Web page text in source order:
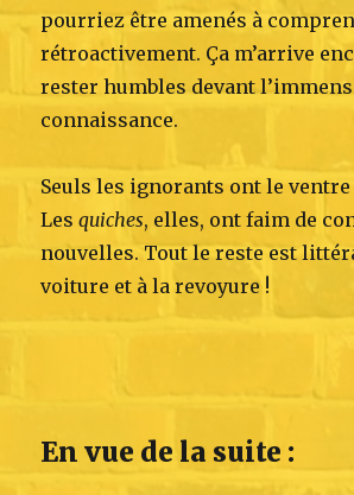
pourriez être amenés à
rétroactivement. Ça m’arrive
rester humbles devant
connaissance.
Seuls les ignorants ont le
Lesquiches, elles, ont faim de
nouvelles. Tout le reste est
voiture et à la revoyure !
En vue de la suite :